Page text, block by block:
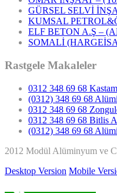
GÜRSEL SELVİ
KUMSAL
ELF BETON A.Ş –
SOMALİ
Rastgele Makaleler
0312 348 69 68
(0312) 348 69 68
0312 348 69 68
0312 348 69 68 Bitlis
(0312) 348 69 68
2012 Modül Alüminyum ve
Desktop Version Mobile